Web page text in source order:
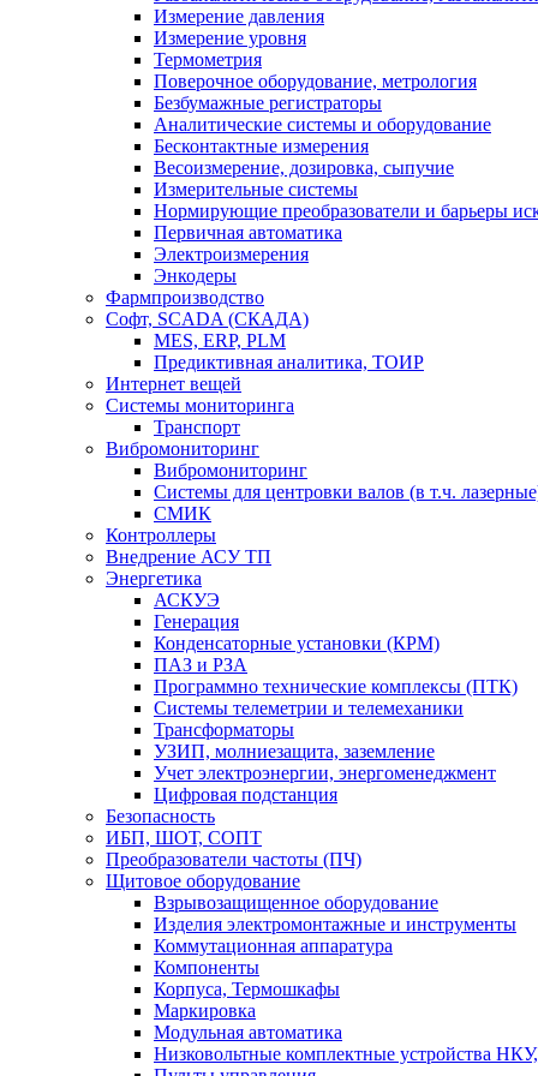
Измерение давления
Измерение уровня
Термометрия
Поверочное оборудование, метрология
Безбумажные регистраторы
Аналитические системы и оборудование
Бесконтактные измерения
Весоизмерение, дозировка, сыпучие
Измерительные системы
Нормирующие преобразователи и барьеры
Первичная автоматика
Электроизмерения
Энкодеры
Фармпроизводство
Софт, SCADA (СКАДА)
MES, ERP, PLM
Предиктивная аналитика, ТОИР
Интернет вещей
Системы мониторинга
Транспорт
Вибромониторинг
Вибромониторинг
Системы для центровки валов (в т.ч.
СМИК
Контроллеры
Внедрение АСУ ТП
Энергетика
АСКУЭ
Генерация
Конденсаторные установки (КРМ)
ПАЗ и РЗА
Программно технические комплексы (ПТК)
Системы телеметрии и телемеханики
Трансформаторы
УЗИП, молниезащита, заземление
Учет электроэнергии, энергоменеджмент
Цифровая подстанция
Безопасность
ИБП, ШОТ, СОПТ
Преобразователи частоты (ПЧ)
Щитовое оборудование
Взрывозащищенное оборудование
Изделия электромонтажные и инструменты
Коммутационная аппаратура
Компоненты
Корпуса, Термошкафы
Маркировка
Модульная автоматика
Низковольтные комплектные устройства